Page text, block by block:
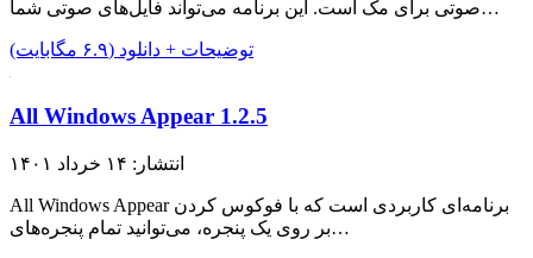
صوتی برای مک است. این برنامه می‌تواند فایل‌های صوتی شما…
توضیحات + دانلود (۶.۹ مگابایت)
All Windows Appear 1.2.5
انتشار: ۱۴ خرداد ۱۴۰۱
All Windows Appear برنامه‌ای کاربردی است که با فوکوس کردن
بر روی یک پنجره، می‌توانید تمام پنجره‌های…